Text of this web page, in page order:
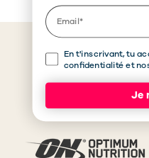
ACHETER
Email
ConsentEn t'inscrivant, tu
confidentialité et
Je